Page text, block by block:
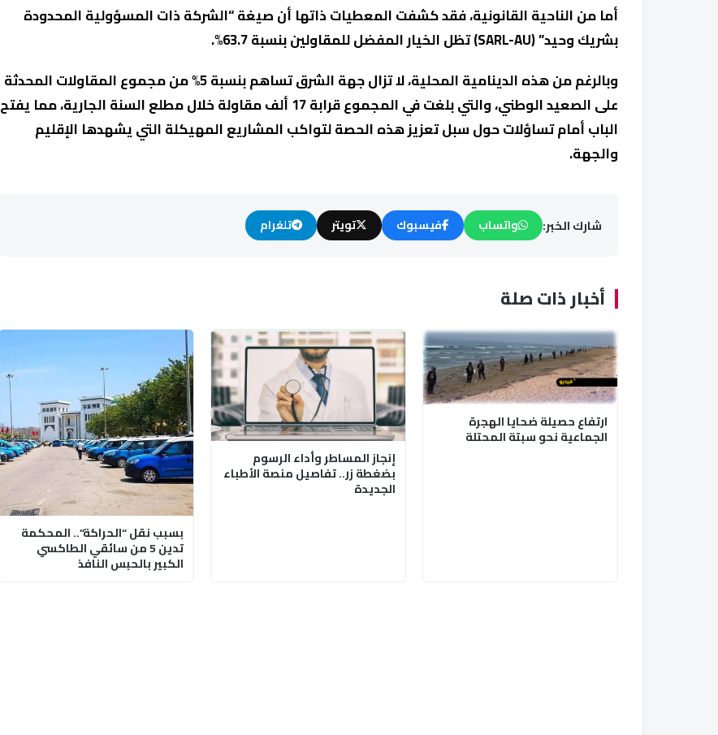
أما من الناحية القانونية، فقد كشفت المعطيات ذاتها أن صيغة “الشركة ذات المسؤولية المحدودة
بشريك وحيد” (SARL-AU) تظل الخيار المفضل للمقاولين بنسبة 63.7%.
وبالرغم من هذه الدينامية المحلية، لا تزال جهة الشرق تساهم بنسبة 5% من مجموع المقاولات المحدثة
على الصعيد الوطني، والتي بلغت في المجموع قرابة 17 ألف مقاولة خلال مطلع السنة الجارية، مما يفتح
الباب أمام تساؤلات حول سبل تعزيز هذه الحصة لتواكب المشاريع المهيكلة التي يشهدها الإقليم
والجهة.
شارك الخبر: واتساب فيسبوك تويتر تلغرام
أخبار ذات صلة
ارتفاع حصيلة ضحايا الهجرة
الجماعية نحو سبتة المحتلة
إنجاز المساطر وأداء الرسوم
بضغطة زر.. تفاصيل منصة الأطباء
الجديدة
بسبب نقل “الحراكة”.. المحكمة
تدين 5 من سائقي الطاكسي
الكبير بالحبس النافذ